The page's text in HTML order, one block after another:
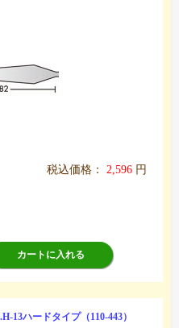
税込価格： 2,596 円
カートに入れる
ハードタイプ（110-443）